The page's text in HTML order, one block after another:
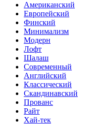
Американский
Европейский
Финский
Минимализм
Модерн
Лофт
Шалаш
Современный
Английский
Классический
Скандинавский
Прованс
Райт
Хай-тек